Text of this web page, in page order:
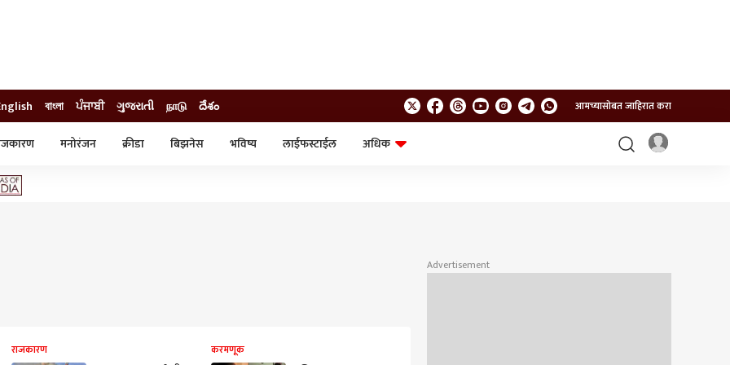
বাংলা ਪੰਜਾਬੀ ગુજરાતી நாடு దేశం आमच्यासोबत जाहिरात करा
मनोरंजन क्रीडा बिझनेस भविष्य लाईफस्टाईल
अधिक
राजकारण करमणूक
Advertisement